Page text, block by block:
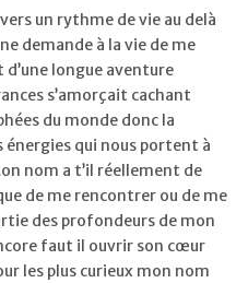
un rythme de vie au delà
demande à la vie de me
d’une longue aventure
s’amorçait cachant
du monde donc la
énergies qui nous portent à
nom a t’il réellement de
de me rencontrer ou de me
des profondeurs de mon
faut il ouvrir son cœur
les plus curieux mon nom